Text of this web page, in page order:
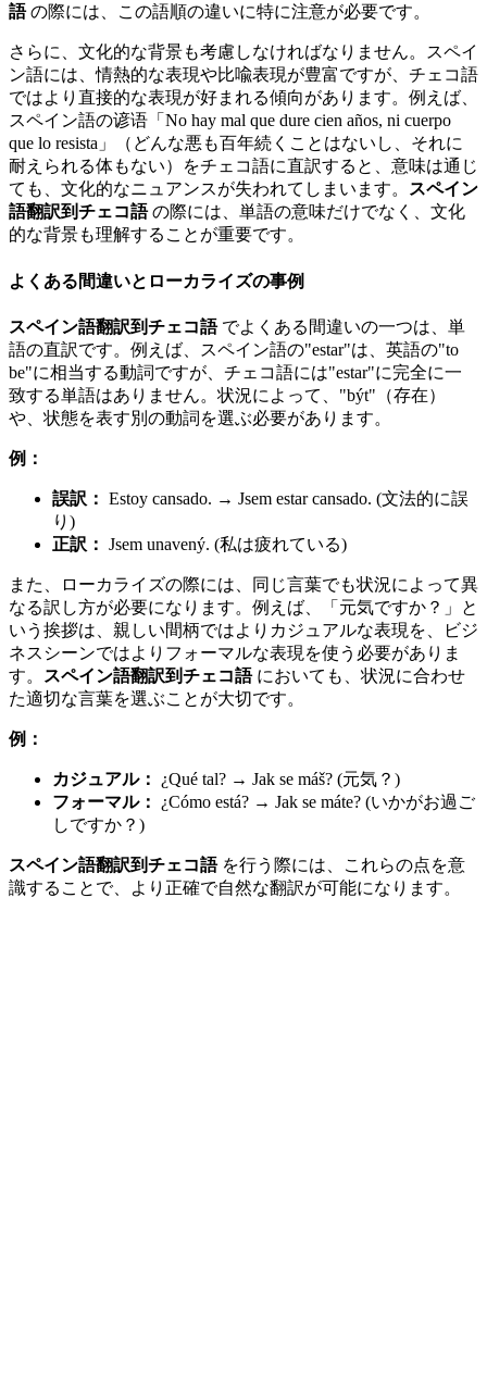
語の際には、この語順の違いに特に注意が必要です。
さらに、文化的な背景も考慮しなければなりません。スペイ
ン語には、情熱的な表現や比喩表現が豊富ですが、チェコ語
ではより直接的な表現が好まれる傾向があります。例えば、
スペイン語の谚语「No hay mal que dure cien años, ni cuerpo
que lo resista」（どんな悪も百年続くことはないし、それに
耐えられる体もない）をチェコ語に直訳すると、意味は通じ
ても、文化的なニュアンスが失われてしまいます。
スペイン
語翻訳到チェコ語の際には、単語の意味だけでなく、文化
的な背景も理解することが重要です。
よくある間違いとローカライズの事例
スペイン語翻訳到チェコ語でよくある間違いの一つは、単
語の直訳です。例えば、スペイン語の"estar"は、英語の"to
be"に相当する動詞ですが、チェコ語には"estar"に完全に一
致する単語はありません。状況によって、"být"（存在）
や、状態を表す別の動詞を選ぶ必要があります。
例：
誤訳： Estoy cansado. → Jsem estar cansado. (文法的に誤
り)
正訳： Jsem unavený. (私は疲れている)
また、ローカライズの際には、同じ言葉でも状況によって異
なる訳し方が必要になります。例えば、「元気ですか？」と
いう挨拶は、親しい間柄ではよりカジュアルな表現を、ビジ
ネスシーンではよりフォーマルな表現を使う必要がありま
す。
スペイン語翻訳到チェコ語においても、状況に合わせ
た適切な言葉を選ぶことが大切です。
例：
カジュアル：
¿Qué tal? → Jak se máš? (元気？)
フォーマル：
¿Cómo está? → Jak se máte? (いかがお過ご
しですか？)
スペイン語翻訳到チェコ語を行う際には、これらの点を意
識することで、より正確で自然な翻訳が可能になります。